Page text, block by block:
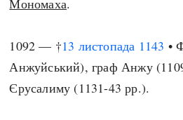
Мономаха.
1092 — †13 листопада 1143 •
Анжуйський), граф Анжу
Єрусалиму (1131-43 рр.).